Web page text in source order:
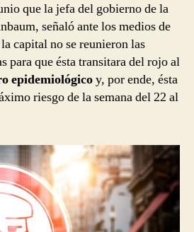
que la jefa del gobierno de la
señaló ante los medios de
capital no se reunieron las
para que ésta transitara del rojo al
epidemiológicoy, por ende, ésta
riesgo de la semana del 22 al